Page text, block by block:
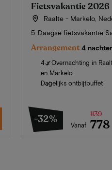
Fietsvakantie 2026
Raalte - Markelo,
5-Daagse fietsvakantie
Arrangement 4
4 x Overnachting in
en Markelo
Dagelijks ontbijtbuffet
-32% Vanaf
1139